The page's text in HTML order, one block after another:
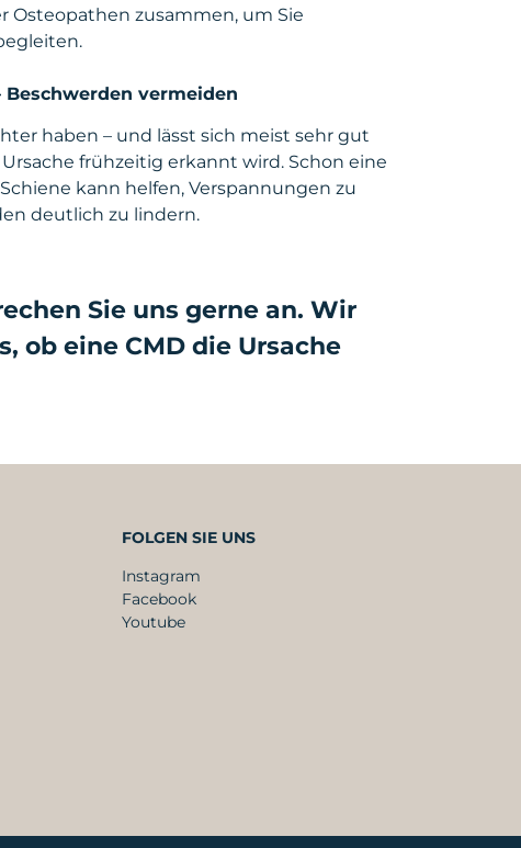
Osteopathen zusammen, um Sie
vermeiden
haben – und lässt sich meist sehr gut
frühzeitig erkannt wird. Schon eine
kann helfen, Verspannungen zu
deutlich zu lindern.
Sie uns gerne an. Wir
ob eine CMD die Ursache
FOLGEN SIE UNS
Instagram
Facebook
Youtube